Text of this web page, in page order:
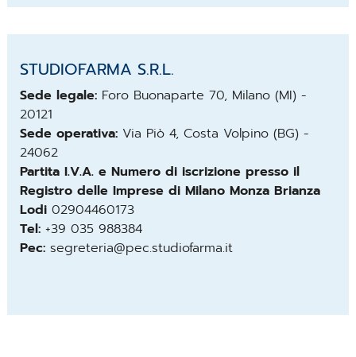
STUDIOFARMA S.R.L.
Sede legale: Foro Buonaparte 70, Milano (MI) -
20121
Sede operativa: Via Piò 4, Costa Volpino (BG) -
24062
Partita I.V.A. e Numero di iscrizione presso il
Registro delle Imprese di Milano Monza Brianza
Lodi 02904460173
Tel: +39 035 988384
Pec: segreteria@pec.studiofarma.it